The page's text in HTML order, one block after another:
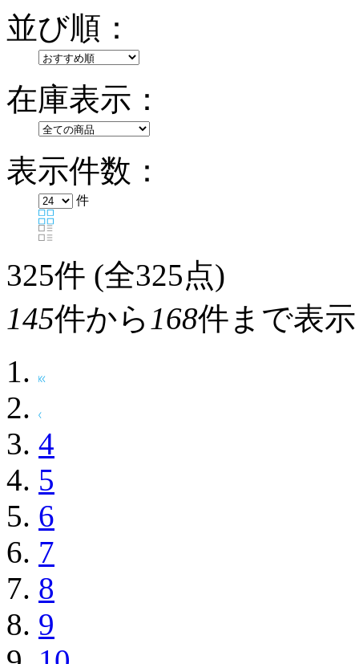
並び順：
在庫表示：
表示件数：
件
325件 (全325点)
145件から 168件まで表示
4
5
6
7
8
9